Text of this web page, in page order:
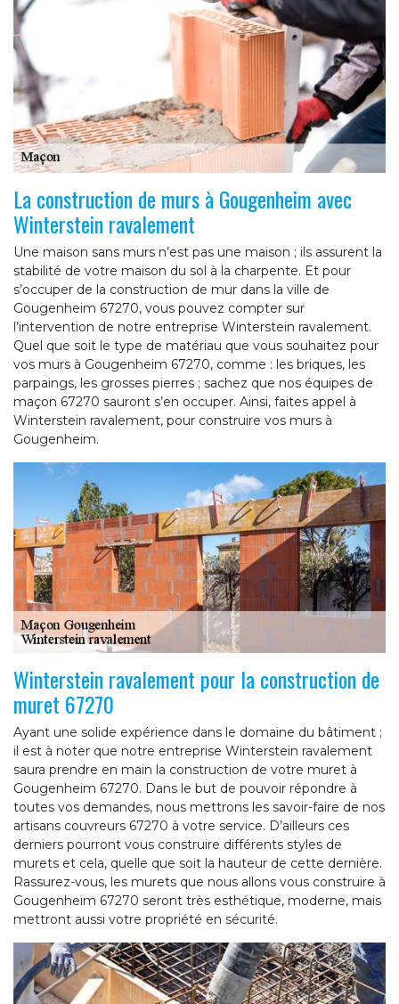
La construction de murs à Gougenheim avec
Winterstein ravalement
Une maison sans murs n’est pas une maison ; ils assurent la
stabilité de votre maison du sol à la charpente. Et pour
s’occuper de la construction de mur dans la ville de
Gougenheim 67270, vous pouvez compter sur
l’intervention de notre entreprise Winterstein ravalement.
Quel que soit le type de matériau que vous souhaitez pour
vos murs à Gougenheim 67270, comme : les briques, les
parpaings, les grosses pierres ; sachez que nos équipes de
maçon 67270 sauront s’en occuper. Ainsi, faites appel à
Winterstein ravalement, pour construire vos murs à
Gougenheim.
Winterstein ravalement pour la construction de
muret 67270
Ayant une solide expérience dans le domaine du bâtiment ;
il est à noter que notre entreprise Winterstein ravalement
saura prendre en main la construction de votre muret à
Gougenheim 67270. Dans le but de pouvoir répondre à
toutes vos demandes, nous mettrons les savoir-faire de nos
artisans couvreurs 67270 à votre service. D’ailleurs ces
derniers pourront vous construire différents styles de
murets et cela, quelle que soit la hauteur de cette dernière.
Rassurez-vous, les murets que nous allons vous construire à
Gougenheim 67270 seront très esthétique, moderne, mais
mettront aussi votre propriété en sécurité.